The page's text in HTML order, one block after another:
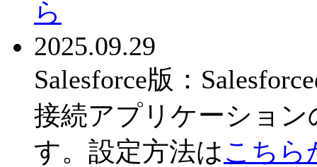
ら
2025.09.29
Salesforce版：
接続アプリケーショ
す。設定方法はこちら